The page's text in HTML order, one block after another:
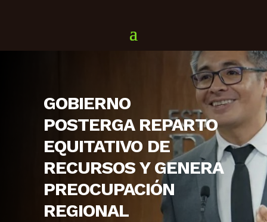
GOBIERNO
POSTERGA REPARTO
EQUITATIVO DE
RECURSOS Y GENERA
PREOCUPACIÓN
REGIONAL